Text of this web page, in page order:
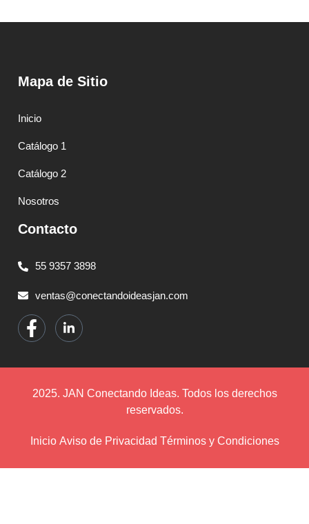
Mapa de Sitio
Inicio
Catálogo 1
Catálogo 2
Nosotros
Contacto
55 9357 3898
ventas@conectandoideasjan.com
2025. JAN Conectando Ideas. Todos los derechos
reservados.
Inicio Aviso de Privacidad Términos y Condiciones